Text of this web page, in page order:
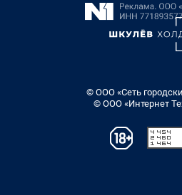
© ООО «Сеть
© ООО «Интернет